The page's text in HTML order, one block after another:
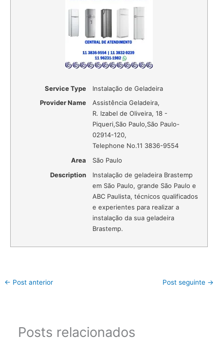
Service Type
Instalação de Geladeira
Provider Name
Assistência Geladeira,
R. Izabel de Oliveira, 18 -
Piqueri,São Paulo,São Paulo-
02914-120,
Telephone No.11 3836-9554
Area
São Paulo
Description
Instalação de geladeira Brastemp
em São Paulo, grande São Paulo e
ABC Paulista, técnicos qualificados
e experientes para realizar a
instalação da sua geladeira
Brastemp.
← Post anterior Post seguinte →
Posts relacionados